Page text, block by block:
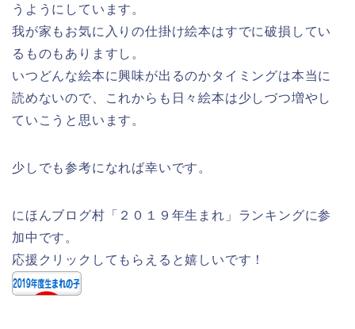
うようにしています。
我が家もお気に入りの仕掛け絵本はすでに破損してい
るものもありますし。
いつどんな絵本に興味が出るのかタイミングは本当に
読めないので、これからも日々絵本は少しづつ増やし
ていこうと思います。
少しでも参考になれば幸いです。
にほんブログ村「２０１９年生まれ」ランキングに参
加中です。
応援クリックしてもらえると嬉しいです！